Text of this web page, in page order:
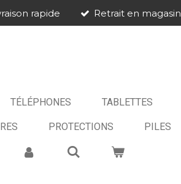
rapide Retrait en magasin
TÉLÉPHONES TABLETTES
PROTECTIONS PILES